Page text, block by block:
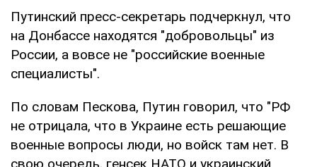
Путинский пресс-секретарь подчеркнул, что
на Донбассе находятся "добровольцы" из
России, а вовсе не "российские военные
специалисты".
По словам Пескова, Путин говорил, что "РФ
не отрицала, что в Украине есть решающие
военные вопросы люди, но войск там нет. В
свою очередь, генсек НАТО и украинский